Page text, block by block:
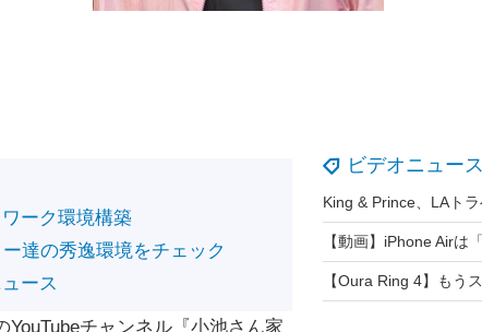
ビデオニュース
ーク環境構築
達の秀逸環境をチェック
ース
チャンネル『小池さん家